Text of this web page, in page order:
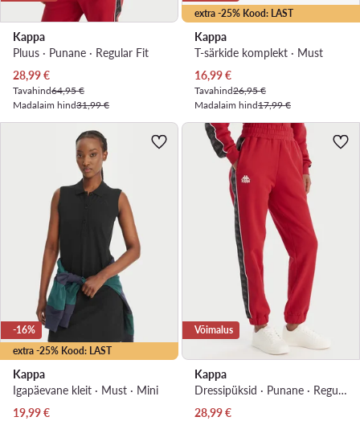
Kappa
Pluus · Punane · Regular Fit
Praegune hind
28,99€
Tavahind64,95 €
Madalaim hind31,99 €
extra -25% Kood: LAST
Kappa
T-särkide komplekt · Must
Praegune hind
16,99€
Tavahind26,95 €
Madalaim hind17,99 €
extra -25% Kood: LAST
-16%
Kappa
Igapäevane kleit · Must · Mini
Praegune hind
19,99€
Võimalus
Kappa
Dressipüksid · Punane · Regular Fit
Praegune hind
28,99€